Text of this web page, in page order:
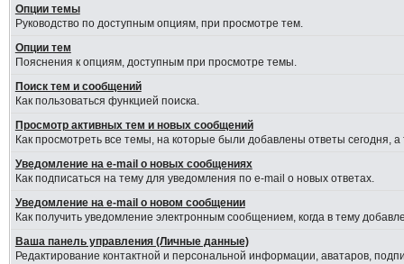
Опции темы
Руководство по доступным опциям, при просмотре тем.
Опции тем
Пояснения к опциям, доступным при просмотре темы.
Поиск тем и сообщений
Как пользоваться функцией поиска.
Просмотр активных тем и новых сообщений
Как просмотреть все темы, на которые были добавлены ответы сегодня,
Уведомление на e-mail о новых сообщениях
Как подписаться на тему для уведомления по e-mail о новых ответах.
Уведомление на е-mail о новом сообщении
Как получить уведомление электронным сообщением, когда в тему
Ваша панель управления (Личные данные)
Редактирование контактной и персональной информации, аватаров,